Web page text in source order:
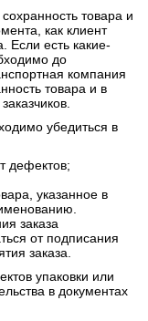
товара и
как клиент
Если есть какие-
до
компания
товара и в
убедиться в
дефектов;
указанное в
заказа
от подписания
заказа.
упаковки или
в документах